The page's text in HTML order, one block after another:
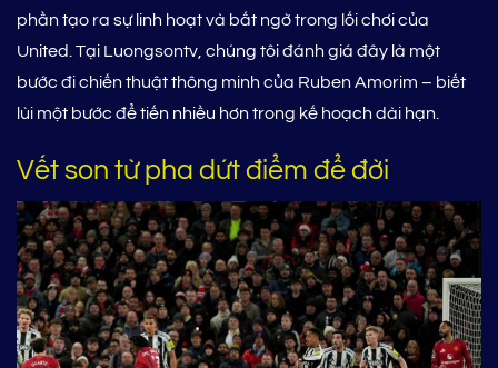
phần tạo ra sự linh hoạt và bất ngờ trong lối chơi của
United. Tại Luongsontv, chúng tôi đánh giá đây là một
bước đi chiến thuật thông minh của Ruben Amorim – biết
lùi một bước để tiến nhiều hơn trong kế hoạch dài hạn.
Vết son từ pha dứt điểm để đời